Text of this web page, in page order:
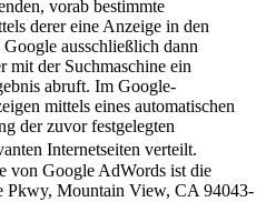
vorab bestimmte
derer eine Anzeige in den
ausschließlich dann
mit der Suchmaschine ein
abruft. Im Google-
mittels eines automatischen
der zuvor festgelegten
Internetseiten verteilt.
von Google AdWords ist die
Pkwy, Mountain View, CA 94043-